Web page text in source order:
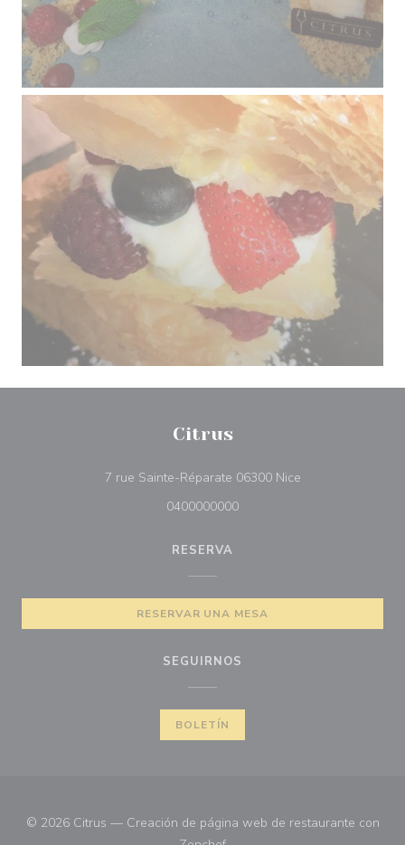
Citrus
7 rue Sainte-Réparate 06300 Nice((abre en una
0400000000
RESERVA
RESERVAR UNA MESA
SEGUIRNOS
BOLETÍN
© 2026 Citrus — Creación de página web de restaurante con